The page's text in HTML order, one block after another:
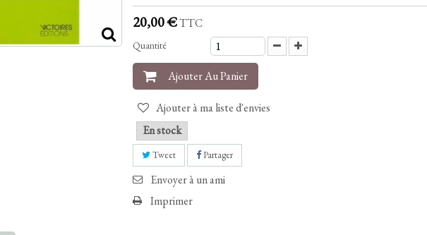
20,00 €TTC
Quantité
Ajouter Au Panier
Ajouter à ma liste d'envies
En stock
Tweet Partager
Envoyer à un ami
Imprimer